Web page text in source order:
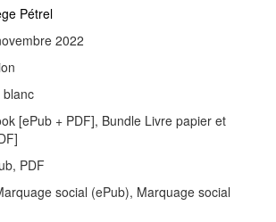
Pétrel
2022
blanc
[ePub + PDF], Bundle Livre papier et
PDF
social (ePub), Marquage social